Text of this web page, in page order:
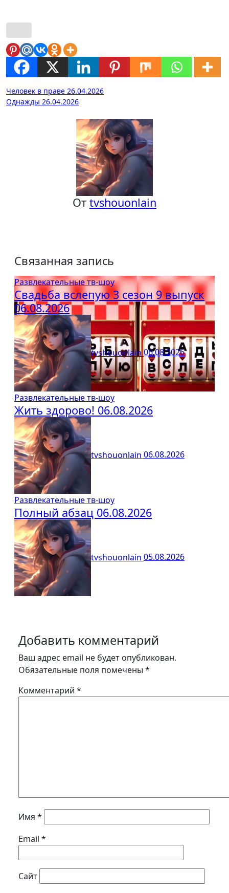
Навигация
по
Человек в праве 26.04.2026
Однажды 26.04.2026
От tvshouonlain
Связанная запись
Развлекательные тв-шоу
Свадьба вслепую 3 сезон 9 выпуск
06.08.2026
tvshouonlain 06.08.2026
Развлекательные тв-шоу
Жить здорово! 06.08.2026
tvshouonlain 06.08.2026
Развлекательные тв-шоу
Полный абзац 06.08.2026
tvshouonlain 05.08.2026
Добавить комментарий
Ваш адрес email не будет опубликован.
Обязательные поля помечены *
Комментарий *
Имя *
Email *
Сайт